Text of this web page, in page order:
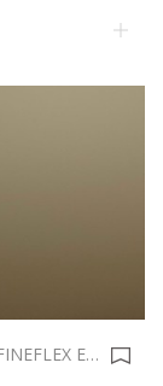
H PŁYTA FINEFLEX ECO MAT 8002 PEAR GOLD METALIK DS 2800x1300mm Gr.19 0035643